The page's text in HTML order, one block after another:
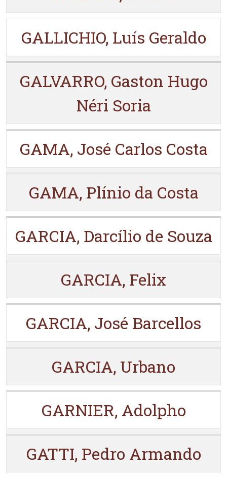
GALLICHIO, Luís Geraldo
GALVARRO, Gaston Hugo
Néri Soria
GAMA, José Carlos Costa
GAMA, Plínio da Costa
GARCIA, Darcílio de Souza
GARCIA, Felix
GARCIA, José Barcellos
GARCIA, Urbano
GARNIER, Adolpho
GATTI, Pedro Armando